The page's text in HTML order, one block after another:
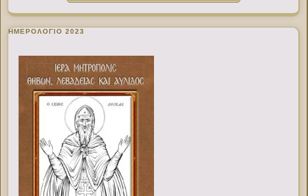
ΗΜΕΡΟΛΟΓΙΟ 2023